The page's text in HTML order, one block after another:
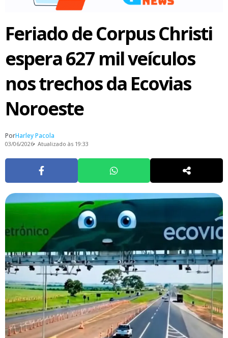
Feriado de Corpus Christi
espera 627 mil veículos
nos trechos da Ecovias
Noroeste
PorHarley Pacola
03/06/2026 Atualizado às 19:33